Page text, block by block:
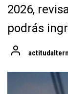
2026,
podrás